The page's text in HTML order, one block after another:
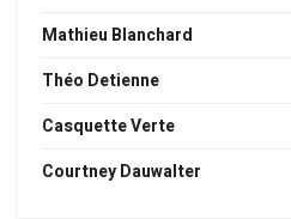
Mathieu Blanchard
Théo Detienne
Casquette Verte
Courtney Dauwalter